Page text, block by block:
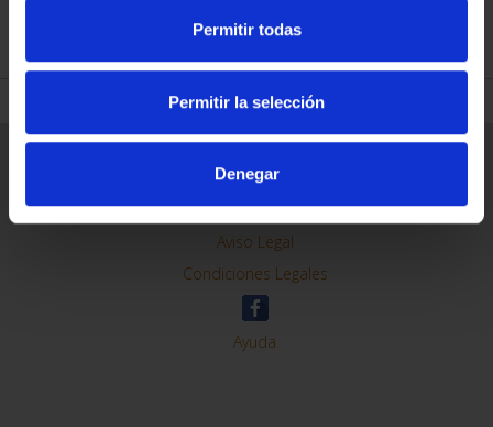
Permitir todas
Permitir la selección
Denegar
REFINAR
Contacto
Preguntas Frequentes (FAQs)
Aviso Legal
Condiciones Legales
Ayuda